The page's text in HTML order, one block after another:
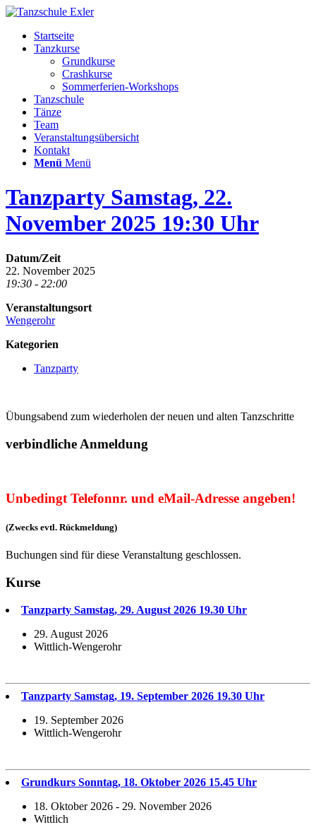
Startseite
Tanzkurse
Grundkurse
Crashkurse
Sommerferien-Workshops
Tanzschule
Tänze
Team
Veranstaltungsübersicht
Kontakt
Menü Menü
Tanzparty Samstag, 22.
November 2025 19:30 Uhr
Datum/Zeit
22. November 2025
19:30 - 22:00
Veranstaltungsort
Wengerohr
Kategorien
Tanzparty
Übungsabend zum wiederholen der neuen und alten Tanzschritte
verbindliche Anmeldung
Unbedingt Telefonnr. und eMail-Adresse angeben!
(Zwecks evtl. Rückmeldung)
Buchungen sind für diese Veranstaltung geschlossen.
Kurse
Tanzparty Samstag, 29. August 2026 19.30 Uhr
29. August 2026
Wittlich-Wengerohr
Tanzparty Samstag, 19. September 2026 19.30 Uhr
19. September 2026
Wittlich-Wengerohr
Grundkurs Sonntag, 18. Oktober 2026 15.45 Uhr
18. Oktober 2026 - 29. November 2026
Wittlich